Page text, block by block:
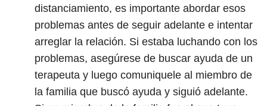
distanciamiento, es importante abordar esos
problemas antes de seguir adelante e intentar
arreglar la relación. Si estaba luchando con los
problemas, asegúrese de buscar ayuda de un
terapeuta y luego comuniquele al miembro de
la familia que buscó ayuda y siguió adelante.